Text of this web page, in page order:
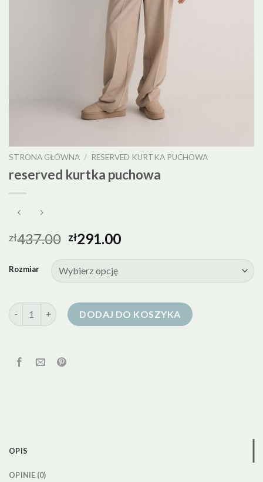
STRONA GŁÓWNA / RESERVED KURTKA PUCHOWA
reserved kurtka puchowa
zł437.00 zł291.00
Rozmiar
ilość reserved kurtka puchowaDODAJ DO KOSZYKA
OPIS
OPINIE (0)